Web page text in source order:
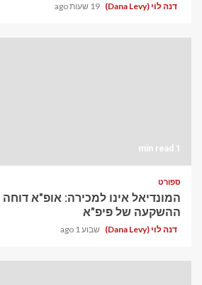
דנה לוי (Dana Levy) 19 שעות ago
1 min read
ספורט
המונדיאל אינו למכירה: אופ"א
ההשקעה של פיפ"א
דנה לוי (Dana Levy) שבוע 1 ago